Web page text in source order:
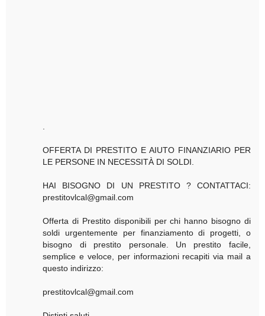
OFFERTA DI PRESTITO E AIUTO FINANZIARIO PER
LE PERSONE IN NECESSITÀ DI SOLDI.
HAI BISOGNO DI UN PRESTITO ? CONTATTACI:
prestitovlcal@gmail.com
Offerta di Prestito disponibili per chi hanno bisogno di
soldi urgentemente per finanziamento di progetti, o
bisogno di prestito personale. Un prestito facile,
semplice e veloce, per informazioni recapiti via mail a
questo indirizzo:
prestitovlcal@gmail.com